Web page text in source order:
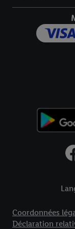
Coordonnées
Déclaration
pour l’avenir dans
données.Vous